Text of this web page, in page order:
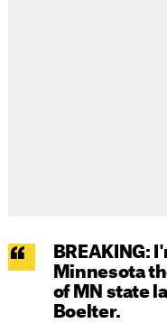
BREAKING:
Minnesota
of MN state
Boelter.